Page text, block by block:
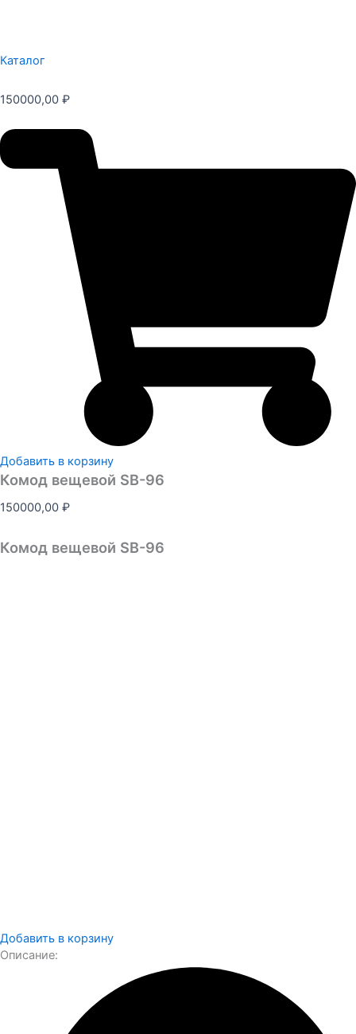
Каталог
150000,00 ₽
Добавить в корзину
Комод вещевой SB-96
150000,00 ₽
Комод вещевой SB-96
Добавить в корзину
Описание: